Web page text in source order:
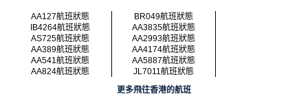
AA127航班狀態
BR049航班狀態
IB4264航班狀態
AA3835航班狀態
AS725航班狀態
AA2993航班狀態
AA389航班狀態
AA4174航班狀態
AA541航班狀態
AA5887航班狀態
AA824航班狀態
JL7011航班狀態
更多飛往香港的航班